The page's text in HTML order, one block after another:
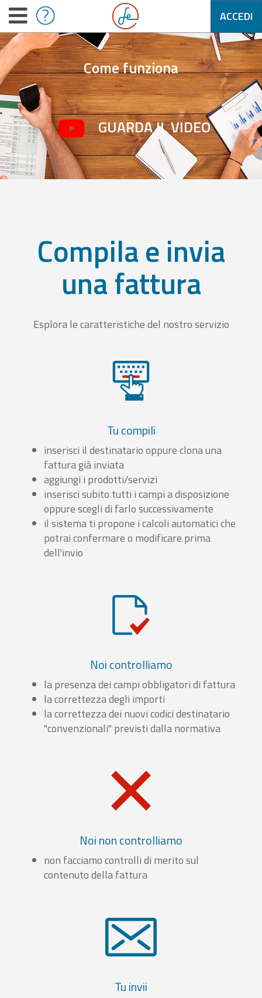
ACCEDI
Come funziona
GUARDA IL VIDEO
Compila e invia
una fattura
Esplora le caratteristiche del nostro servizio
Tu compili
inserisci il destinatario oppure clona una
fattura già inviata
aggiungi i prodotti/servizi
inserisci subito tutti i campi a disposizione
oppure scegli di farlo successivamente
il sistema ti propone i calcoli automatici che
potrai confermare o modificare prima
dell'invio
Noi controlliamo
la presenza dei campi obbligatori di fattura
la correttezza degli importi
la correttezza dei nuovi codici destinatario
"convenzionali" previsti dalla normativa
Noi non controlliamo
non facciamo controlli di merito sul
contenuto della fattura
Tu invii